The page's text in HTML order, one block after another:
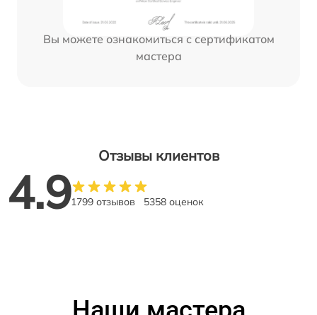
Вы можете ознакомиться с сертификатом
мастера
Отзывы клиентов
4.91799 отзывов 5358 оценок